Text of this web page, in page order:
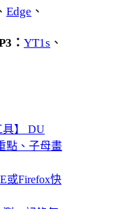
Edge 、
： YT1s 、
具】 DU
點、子母畫
或Firefox快